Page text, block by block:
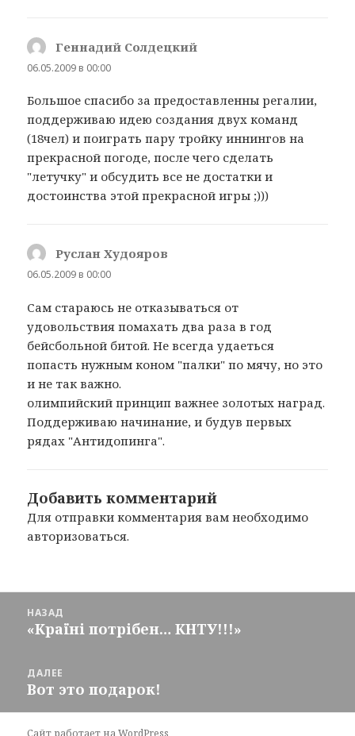
Геннадий Солдецкий
06.05.2009 в 00:00
Большое спасибо за предоставленны регалии,
поддерживаю идею создания двух команд
(18чел) и поиграть пару тройку иннингов на
прекрасной погоде, после чего сделать
"летучку" и обсудить все не достатки и
достоинства этой прекрасной игры ;)))
Руслан Худояров
06.05.2009 в 00:00
Сам стараюсь не отказываться от
удовольствия помахать два раза в год
бейсбольной битой. Не всегда удаеться
попасть нужным коном "палки" по мячу, но это
и не так важно.
олимпийский принцип важнее золотых наград.
Поддерживаю начинание, и будув первых
рядах "Антидопинга".
Добавить комментарий
Для отправки комментария вам необходимо
авторизоваться.
записям
НАЗАД
Предыдущая
«Країнi потрiбен… КНТУ!!!»
ДАЛЕЕ
Следующая
запись:
Вот это подарок!